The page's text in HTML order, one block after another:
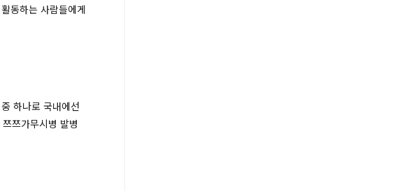
활동하는 사람들에게
중 하나로 국내에선
쯔쯔가무시병 발병